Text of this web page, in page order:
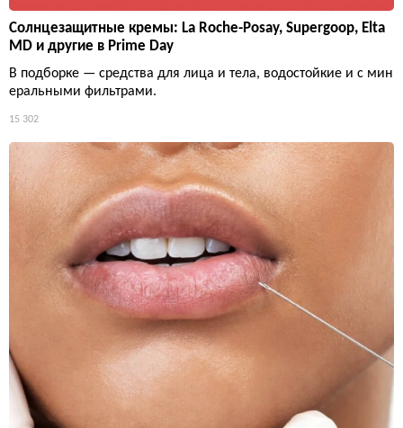
Солнцезащитные кремы: La Roche-Posay, Supergoop, Elta
MD и другие в Prime Day
В подборке — средства для лица и тела, водостойкие и с мин
еральными фильтрами.
15 302